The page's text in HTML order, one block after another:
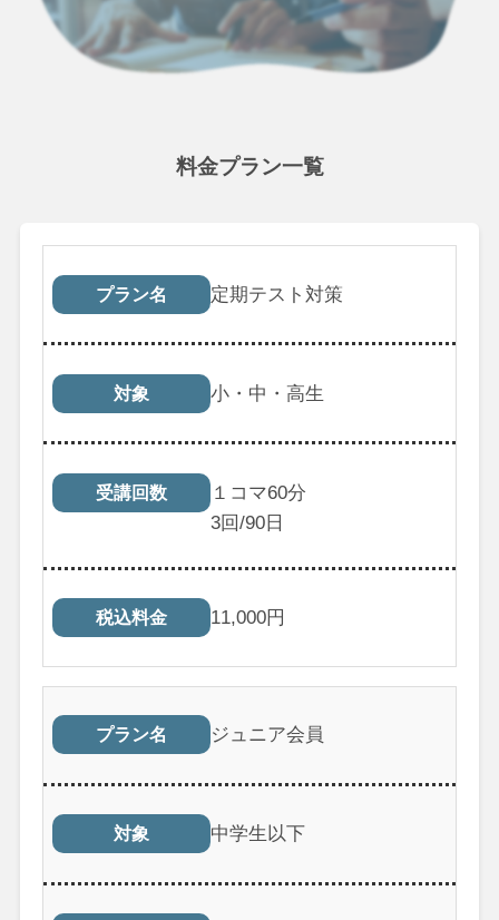
料金プラン一覧
プラン名 対象 受講回数
プラン名 定期テスト対策
対象 小・中・高生
受講回数
１コマ60分
3回/90日
税込料金 11,000円
プラン名 ジュニア会員
対象 中学生以下